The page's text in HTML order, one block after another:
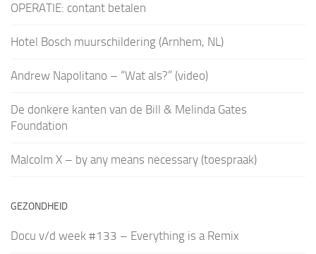
OPERATIE: contant betalen
Hotel Bosch muurschildering (Arnhem, NL)
Andrew Napolitano – “Wat als?” (video)
De donkere kanten van de Bill & Melinda Gates
Foundation
Malcolm X – by any means necessary (toespraak)
GEZONDHEID
Docu v/d week #133 – Everything is a Remix